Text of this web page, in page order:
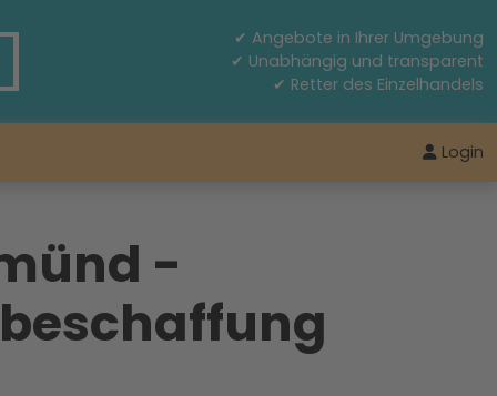
✔ Angebote in Ihrer Umgebung
✔ Unabhängig und transparent
✔ Retter des Einzelhandels
Login
-